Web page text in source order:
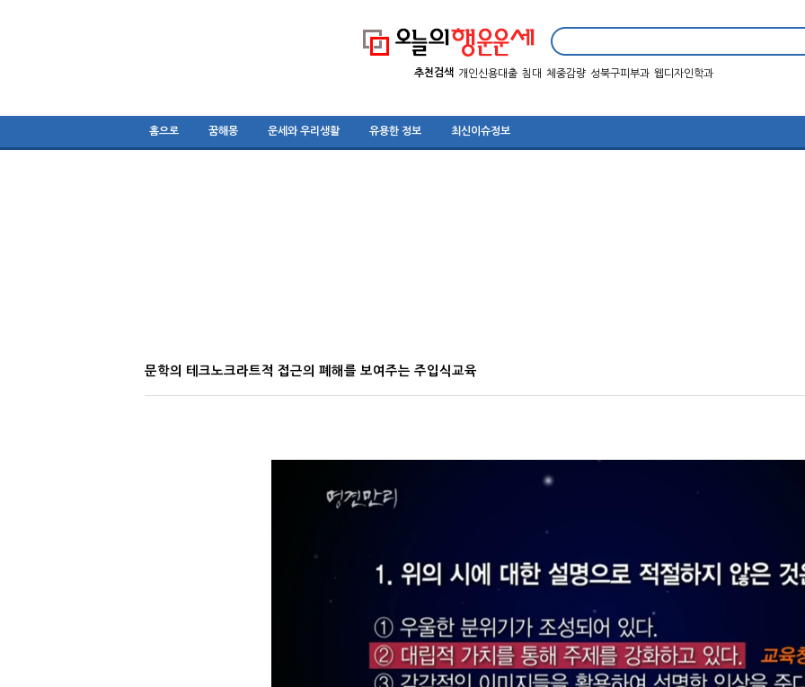
추천검색 개인신용대출 침대 체중감량 성북구피부과 웹디자인학과
홈으로 꿈해몽 운세와 우리생활 유용한 정보 최신이슈정보
문학의 테크노크라트적 접근의 폐해를 보여주는 주입식교육